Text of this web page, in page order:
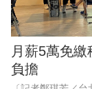
月薪5萬免
負擔